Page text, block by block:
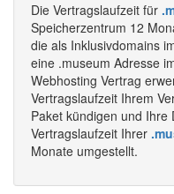
Die Vertragslaufzeit für
Speicherzentrum 12
die als Inklusivdomains
eine .museum Adresse
Webhosting Vertrag
Vertragslaufzeit Ihrem
Paket kündigen und
Vertragslaufzeit Ihrer
Monate umgestellt.